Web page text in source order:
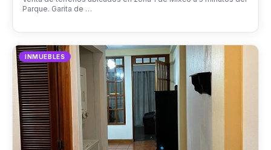
Parque. Garita de …
INMUEBLES